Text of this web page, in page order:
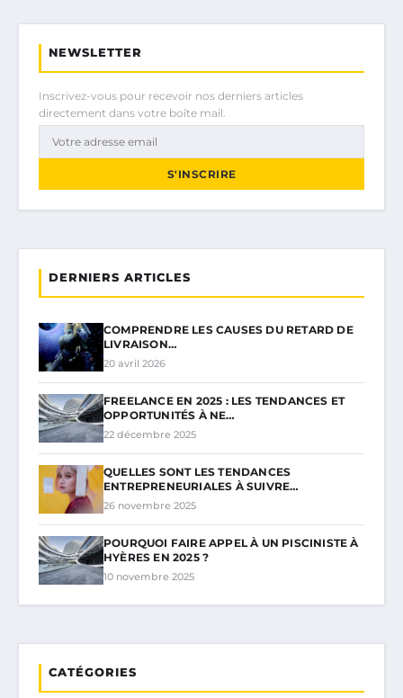
NEWSLETTER
Inscrivez-vous pour recevoir nos derniers articles
directement dans votre boîte mail.
S'INSCRIRE
DERNIERS ARTICLES
COMPRENDRE LES CAUSES DU RETARD DE
LIVRAISON…
20 avril 2026
FREELANCE EN 2025 : LES TENDANCES ET
OPPORTUNITÉS À NE…
22 décembre 2025
QUELLES SONT LES TENDANCES
ENTREPRENEURIALES À SUIVRE…
26 novembre 2025
POURQUOI FAIRE APPEL À UN PISCINISTE À
HYÈRES EN 2025 ?
10 novembre 2025
CATÉGORIES